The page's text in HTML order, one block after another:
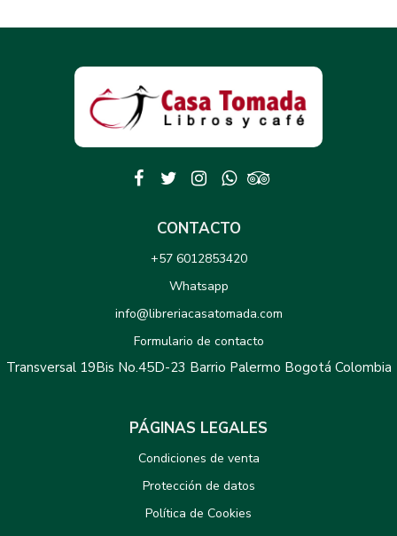
CONTACTO
+57 6012853420
Whatsapp
info@libreriacasatomada.com
Formulario de contacto
Transversal 19Bis No.45D-23 Barrio Palermo Bogotá Colombia
PÁGINAS LEGALES
Condiciones de venta
Protección de datos
Política de Cookies